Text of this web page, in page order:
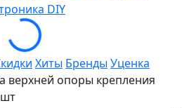
DIY
Loading...
Хиты Бренды Уценка